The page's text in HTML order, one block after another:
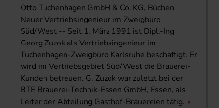
Otto Tuchenhagen GmbH & Co. KG, Büchen.
Neuer Vertriebsingenieur im Zweigbüro
Süd/West -- Seit 1. März 1991 ist Dipl.-Ing.
Georg Zuzok als Vertriebsingenieur im
Tuchenhagen-Zweigbüro Karlsruhe beschäftigt. Er
wird im Vertriebsgebiet Süd/West die Brauerei-
Kunden betreuen. G. Zuzok war zuletzt bei der
BTE Brauerei-Technik-Essen GmbH, Essen, als
Leiter der Abteilung Gasthof-Brauereien tätig.